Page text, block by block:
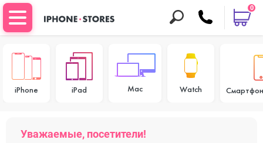
0
iPhone iPad Mac Watch
Уважаемые, посетители!